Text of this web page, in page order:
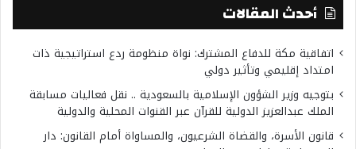
أحدث المقالات
اتفاقية مكة للدفاع المشترك: نواة منظومة ردع استراتيجية ذات
امتداد إقليمي وتأثير دولي
بتوجيه وزير الشؤون الإسلامية بالسعودية .. نقل فعاليات مسابقة
الملك عبدالعزيز الدولية للقرآن عبر القنوات المحلية والدولية
قانون الأسرة، والقضاة الشرعيون، والمساواة أمام القانون: دار